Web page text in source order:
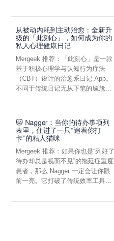
从被动内耗到主动治愈：全新升
级的「此刻心」，如何成为你的
私人心理健康日记
Mergeek 推荐：「此刻心」是一款
基于积极心理学与认知行为疗法
（CBT）设计的治愈系日记 App。
不同于传统日记无从下笔的尴尬，
🐱 Nagger：当你的待办事项列
表里，住进了一只“追着你打
卡”的粘人猫咪
Mergeek 推荐：如果你也是“列好了
待办却总是视而不见”的拖延症重度
患者，那么 Nagger 一定会让你眼
前一亮。它打破了传统效率工具冰